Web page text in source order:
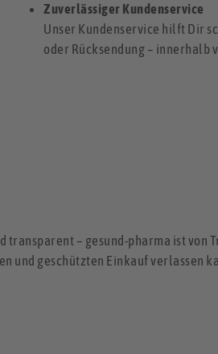
Zuverlässiger Kundenservice
Unser Kundenservice hilft Dir
oder Rücksendung – innerhalb
– gesund-pharma ist von
und geschützten Einkauf verlassen